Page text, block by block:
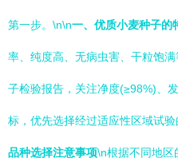
第一步。\n\n一、优质小麦种子的
率、纯度高、无病虫害、干粒饱
子检验报告，关注净度(≥98%)、
标，优先选择经过适应性区域试
品种选择注意事项\n根据不同地区